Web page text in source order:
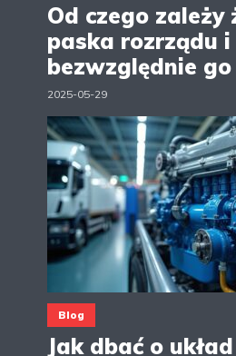
Od czego zależy
paska rozrządu
bezwzględnie
2025-05-29
Blog
Jak dbać o